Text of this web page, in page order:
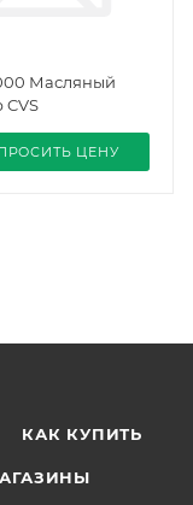
Масляный
CVS
ЦЕНУ
КАК КУПИТЬ